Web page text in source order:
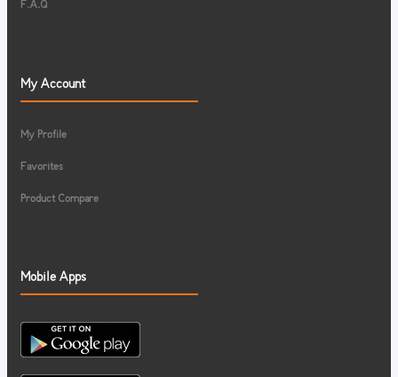
F.A.Q
My Account
My Profile
Favorites
Product Compare
Mobile Apps